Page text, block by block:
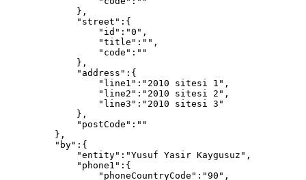
},
" street " : {
" id " : "0 " ,
"title " : "" ,
" code " : ""
},
" address " : {
" line1 " : " 2010 sitesi 1 " ,
" line2 " : " 2010 sitesi 2 " ,
" line3 " : " 2010 sitesi 3 "
},
" postCode " : ""
},
" by" : {
"entity" : "Yusuf Yasir Kaygusuz " ,
" phone1 " : {
" phoneCountryCode " : "90 " ,